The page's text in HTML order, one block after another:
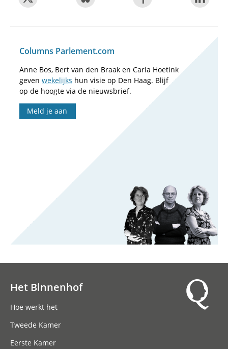
Columns Parlement.com
Anne Bos, Bert van den Braak en Carla Hoetink
geven wekelijks hun visie op Den Haag. Blijf
op de hoogte via de nieuwsbrief.
Meld je aan
Het Binnenhof
Hoe werkt het
Tweede Kamer
Eerste Kamer